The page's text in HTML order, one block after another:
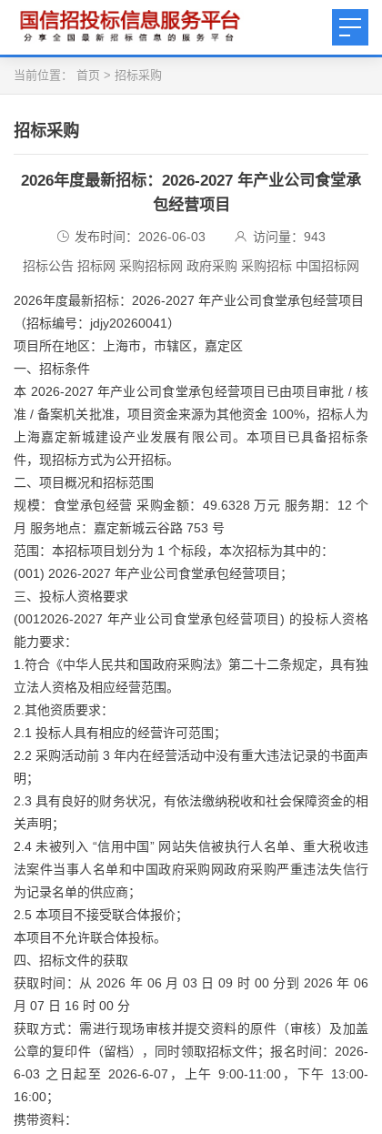
当前位置： 首页 > 招标采购
招标采购
2026年度最新招标：2026-2027 年产业公司食堂承
包经营项目
发布时间：2026-06-03 访问量： 943
招标公告 招标网 采购招标网 政府采购 采购招标 中国招标网
2026年度最新招标：2026-2027 年产业公司食堂承包经营项目
（招标编号：jdjy20260041）
项目所在地区：上海市，市辖区，嘉定区
一、招标条件
本 2026-2027 年产业公司食堂承包经营项目已由项目审批 / 核
准 / 备案机关批准，项目资金来源为其他资金 100%，招标人为
上海嘉定新城建设产业发展有限公司。本项目已具备招标条
件，现招标方式为公开招标。
二、项目概况和招标范围
规模：食堂承包经营 采购金额：49.6328 万元 服务期：12 个
月 服务地点：嘉定新城云谷路 753 号
范围：本招标项目划分为 1 个标段，本次招标为其中的：
(001) 2026-2027 年产业公司食堂承包经营项目；
三、投标人资格要求
(0012026-2027 年产业公司食堂承包经营项目) 的投标人资格
能力要求：
1.符合《中华人民共和国政府采购法》第二十二条规定，具有独
立法人资格及相应经营范围。
2.其他资质要求：
2.1 投标人具有相应的经营许可范围；
2.2 采购活动前 3 年内在经营活动中没有重大违法记录的书面声
明；
2.3 具有良好的财务状况，有依法缴纳税收和社会保障资金的相
关声明；
2.4 未被列入 “信用中国” 网站失信被执行人名单、重大税收违
法案件当事人名单和中国政府采购网政府采购严重违法失信行
为记录名单的供应商；
2.5 本项目不接受联合体报价；
本项目不允许联合体投标。
四、招标文件的获取
获取时间：从 2026 年 06 月 03 日 09 时 00 分到 2026 年 06
月 07 日 16 时 00 分
获取方式：需进行现场审核并提交资料的原件（审核）及加盖
公章的复印件（留档），同时领取招标文件；报名时间：2026-
6-03 之日起至 2026-6-07，上午 9:00-11:00，下午 13:00-
16:00；
携带资料：